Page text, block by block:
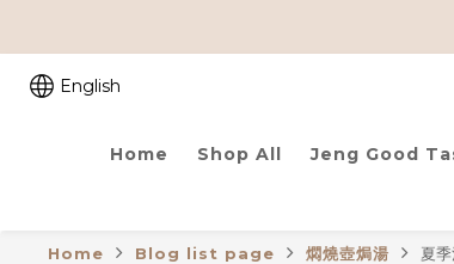
English
Home Shop All Jeng Good
Home Blog list page 燜燒壺焗湯 夏